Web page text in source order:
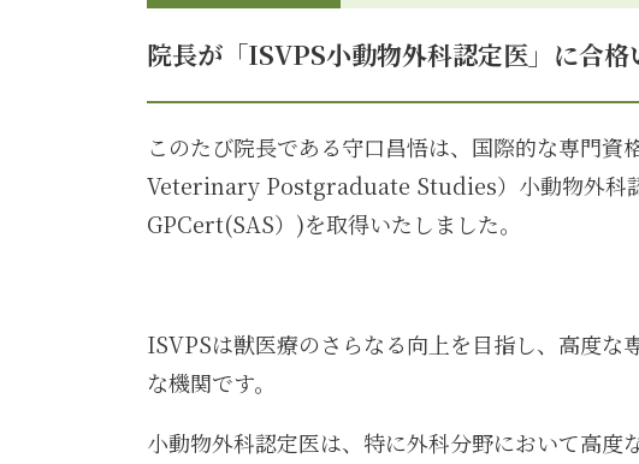
院長が「ISVPS小動物外科認定医」に合格
このたび院長である守口昌悟は、国際的な専門
Veterinary Postgraduate Studies）小動物外科
GPCert(SAS）)を取得いたしました。
ISVPSは獣医療のさらなる向上を目指し、高度
な機関です。
小動物外科認定医は、特に外科分野において高